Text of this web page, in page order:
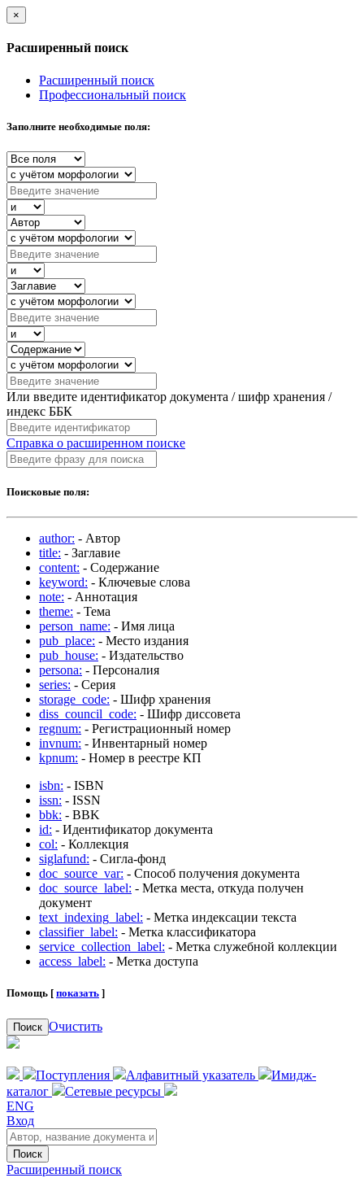
×
Расширенный поиск
Расширенный поиск
Профессиональный поиск
Заполните необходимые поля:
Или введите идентификатор документа / шифр хранения /
индекс ББК
Справка о расширенном поиске
Поисковые поля:
author: - Автор
title: - Заглавие
content: - Содержание
keyword: - Ключевые слова
note: - Аннотация
theme: - Тема
person_name: - Имя лица
pub_place: - Место издания
pub_house: - Издательство
persona: - Персоналия
series: - Серия
storage_code: - Шифр хранения
diss_council_code: - Шифр диссовета
regnum: - Регистрационный номер
invnum: - Инвентарный номер
kpnum: - Номер в реестре КП
isbn: - ISBN
issn: - ISSN
bbk: - BBK
id: - Идентификатор документа
col: - Коллекция
siglafund: - Сигла-фонд
doc_source_var: - Способ получения документа
doc_source_label: - Метка места, откуда получен
документ
text_indexing_label: - Метка индексации текста
classifier_label: - Метка классификатора
service_collection_label: - Метка служебной коллекции
access_label: - Метка доступа
Помощь [ показать ]
Поиск Очистить
Поступления Алфавитный указатель
Имидж-
каталог
Сетевые ресурсы
ENG
Вход
Поиск
Расширенный поиск